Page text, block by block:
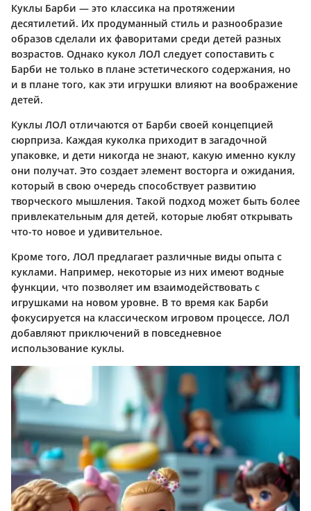
Куклы Барби — это классика на протяжении
десятилетий. Их продуманный стиль и разнообразие
образов сделали их фаворитами среди детей разных
возрастов. Однако кукол ЛОЛ следует сопоставить с
Барби не только в плане эстетического содержания, но
и в плане того, как эти игрушки влияют на воображение
детей.
Куклы ЛОЛ отличаются от Барби своей концепцией
сюрприза. Каждая куколка приходит в загадочной
упаковке, и дети никогда не знают, какую именно куклу
они получат. Это создает элемент восторга и ожидания,
который в свою очередь способствует развитию
творческого мышления. Такой подход может быть более
привлекательным для детей, которые любят открывать
что-то новое и удивительное.
Кроме того, ЛОЛ предлагает различные виды опыта с
куклами. Например, некоторые из них имеют водные
функции, что позволяет им взаимодействовать с
игрушками на новом уровне. В то время как Барби
фокусируется на классическом игровом процессе, ЛОЛ
добавляют приключений в повседневное
использование куклы.